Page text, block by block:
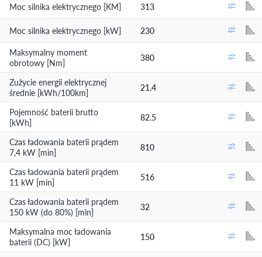
Moc silnika elektrycznego [KM] 313
Moc silnika elektrycznego [kW]
230
Maksymalny moment
obrotowy [Nm]
380
Zużycie energii elektrycznej
średnie [kWh/100km]
21.4
Pojemność baterii brutto
[kWh]
82.5
Czas ładowania baterii prądem
7,4 kW [min]
810
Czas ładowania baterii prądem
11 kW [min]
516
Czas ładowania baterii prądem
150 kW (do 80%) [min]
32
Maksymalna moc ładowania
baterii (DC) [kW]
150